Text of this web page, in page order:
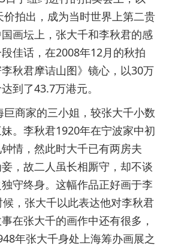
价拍出，成为当时世界上第二贵
画坛上，张大千和李秋君的感
佳话，在2008年12月的秋拍
秋君摩诘山图》镜心，以30万
到了43.7万港元。
家的三小姐，较张大千小数
。李秋君1920年在宁波家中初
情，然此时大千已有两房夫
，故二人虽长相厮守，却不谈
守终身。这幅作品正好画于李
，张大千以此表达他对李秋君
在张大千的画作中还有很多，
年张大千身处上海筹办画展之